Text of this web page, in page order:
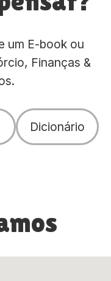
um E-book ou
Finanças &
Dicionário